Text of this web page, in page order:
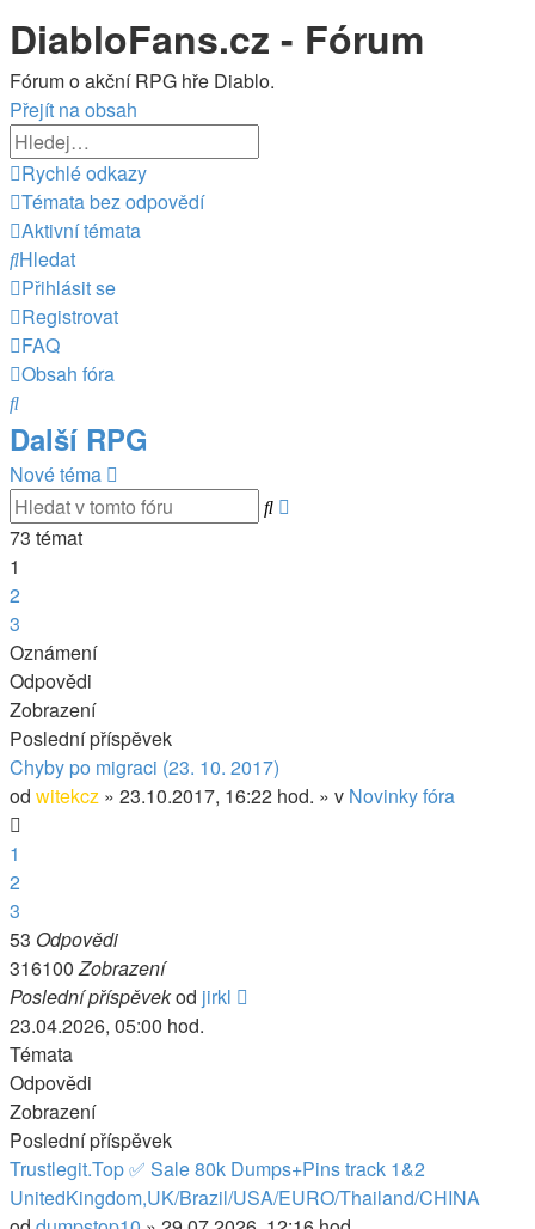
DiabloFans.cz - Fórum
Fórum o akční RPG hře Diablo.
Přejít na obsah
Rychlé odkazy
Témata bez odpovědí
Aktivní témata
Hledat
Přihlásit se
Registrovat
FAQ
Obsah fóra
Hledat
Další RPG
Nové téma
Hledat
73 témat
1
2
3
Další
Oznámení
Odpovědi
Zobrazení
Poslední příspěvek
Chyby po migraci (23. 10. 2017)
od witekcz » 23.10.2017, 16:22 hod. » v Novinky fóra
1
2
3
53 Odpovědi
316100Zobrazení
Poslední příspěvekod jirkl
23.04.2026, 05:00 hod.
Témata
Odpovědi
Zobrazení
Poslední příspěvek
Trustlegit.Top ✅ Sale 80k Dumps+Pins track 1&2
UnitedKingdom,UK/Brazil/USA/EURO/Thailand/CHINA